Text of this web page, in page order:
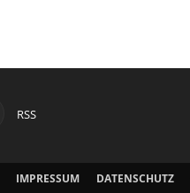
RSS
IMPRESSUM DATENSCHUTZ